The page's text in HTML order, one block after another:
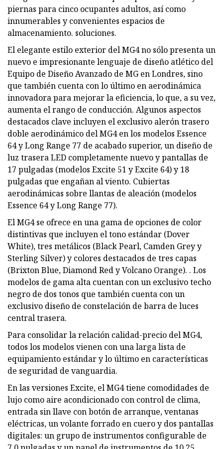
piernas para cinco ocupantes adultos, así como
innumerables y convenientes espacios de
almacenamiento. soluciones.
El elegante estilo exterior del MG4 no sólo presenta un
nuevo e impresionante lenguaje de diseño atlético del
Equipo de Diseño Avanzado de MG en Londres, sino
que también cuenta con lo último en aerodinámica
innovadora para mejorar la eficiencia, lo que, a su vez,
aumenta el rango de conducción. Algunos aspectos
destacados clave incluyen el exclusivo alerón trasero
doble aerodinámico del MG4 en los modelos Essence
64 y Long Range 77 de acabado superior, un diseño de
luz trasera LED completamente nuevo y pantallas de
17 pulgadas (modelos Excite 51 y Excite 64) y 18
pulgadas que engañan al viento. Cubiertas
aerodinámicas sobre llantas de aleación (modelos
Essence 64 y Long Range 77).
El MG4 se ofrece en una gama de opciones de color
distintivas que incluyen el tono estándar (Dover
White), tres metálicos (Black Pearl, Camden Grey y
Sterling Silver) y colores destacados de tres capas
(Brixton Blue, Diamond Red y Volcano Orange). . Los
modelos de gama alta cuentan con un exclusivo techo
negro de dos tonos que también cuenta con un
exclusivo diseño de constelación de barra de luces
central trasera.
Para consolidar la relación calidad-precio del MG4,
todos los modelos vienen con una larga lista de
equipamiento estándar y lo último en características
de seguridad de vanguardia.
En las versiones Excite, el MG4 tiene comodidades de
lujo como aire acondicionado con control de clima,
entrada sin llave con botón de arranque, ventanas
eléctricas, un volante forrado en cuero y dos pantallas
digitales: un grupo de instrumentos configurable de